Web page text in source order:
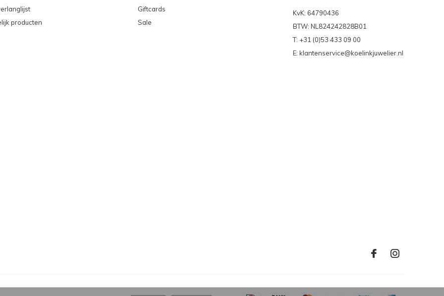
producten
Giftcards
Sale
KvK: 64790436
BTW: NL824242828B01
T: +31 (0)53 433 09 00
E: klantenservice@koelinkjuwelier.nl